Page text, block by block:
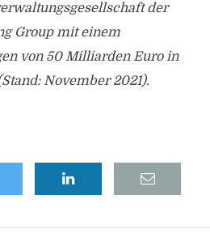
der
Group mit einem
von 50 Milliarden Euro in
November 2021).